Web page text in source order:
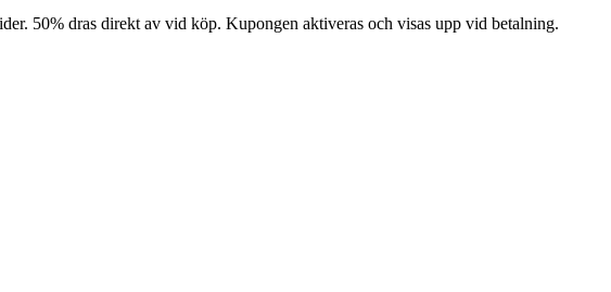
50% dras direkt av vid köp. Kupongen aktiveras och visas upp vid betalning.